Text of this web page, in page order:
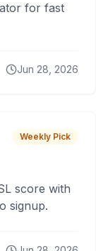
for fast
Jun 28, 2026
Weekly Pick
score with
signup.